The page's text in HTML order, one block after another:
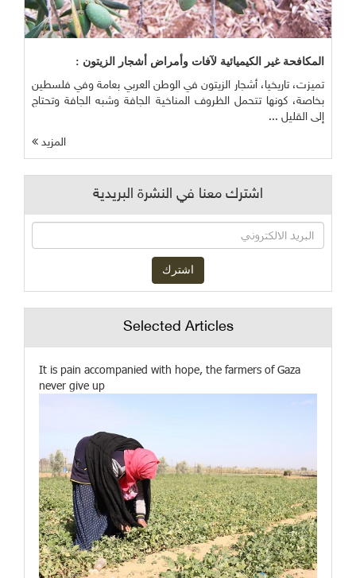
المكافحة غير الكيميائية لآفات وأمراض أشجار الزيتون :
تميزت، تاريخيا، أشجار الزيتون في الوطن العربي بعامة وفي فلسطين
بخاصة، كونها تتحمل الظروف المناخية الجافة وشبه الجافة وتحتاج
إلى القليل ...
المزيد
اشترك معنا في النشرة البريدية
Selected Articles
It is pain accompanied with hope, the farmers of Gaza
never give up